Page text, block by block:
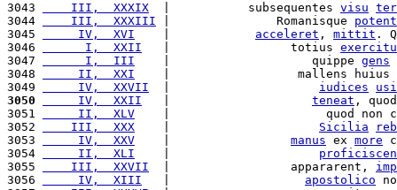
3043
    III,  XXXIX
  |           subsequentes
visu
3044
    III,  XXXIII
|               Romanisque
3045
     IV,  XVI
acceleret , mittit .
3046
      I,  XXII
   |                 totius
3047
      I,  III
    |                    quippe
gens
3048
     II,  XXI
|                  mallens
3049
     IV,  XXVII
iudices
usi
3050
     IV,  XXII
teneat ,
3051
     II,  XLV
|                      quod non
3052
    III,  XXX
Sicilia
3053
     IV,  XXV
manus ex more
3054
     II,  XLI
3055
    III,  XXVII
  |                 appararent,
3056
     IV,  XIII
apostolico